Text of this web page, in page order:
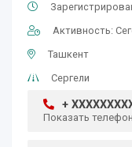
Активность:
Ташкент
Сергели
+
Показать